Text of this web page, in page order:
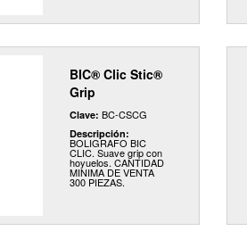
BIC® Clic Stic®
Grip
Clave: BC-CSCG
Descripción:
BOLIGRAFO BIC
CLIC. Suave grip con
hoyuelos. CANTIDAD
MINIMA DE VENTA
300 PIEZAS.